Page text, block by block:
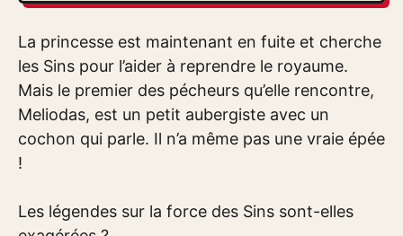
La princesse est maintenant en fuite et cherche
les Sins pour l’aider à reprendre le royaume.
Mais le premier des pécheurs qu’elle rencontre,
Meliodas, est un petit aubergiste avec un
cochon qui parle. Il n’a même pas une vraie épée
!
Les légendes sur la force des Sins sont-elles